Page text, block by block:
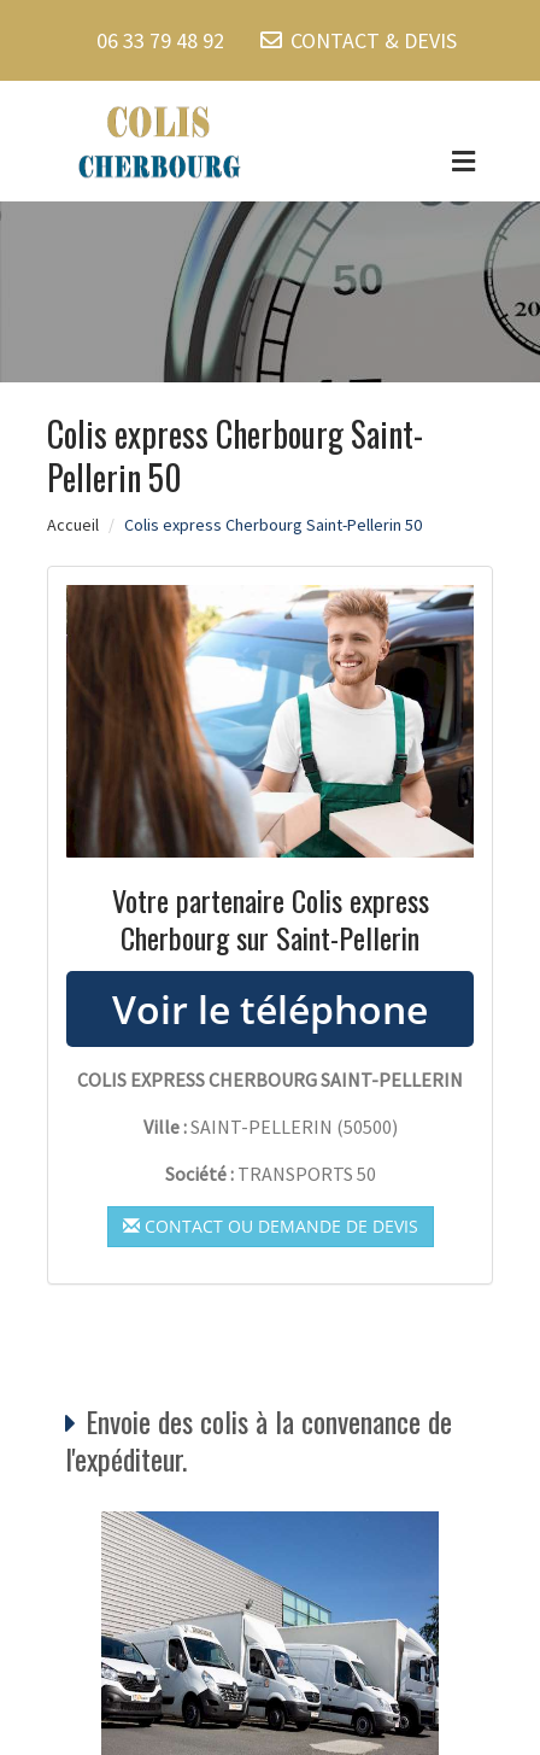
06 33 79 48 92 CONTACT & DEVIS
Colis express Cherbourg Saint-
Pellerin 50
Accueil Colis express Cherbourg Saint-Pellerin 50
Votre partenaire Colis express
Cherbourg sur Saint-Pellerin
COLIS EXPRESS CHERBOURG SAINT-PELLERIN
Ville :SAINT-PELLERIN (50500)
Société : TRANSPORTS 50
CONTACT OU DEMANDE DE DEVIS
Envoie des colis à la convenance de
l'expéditeur.